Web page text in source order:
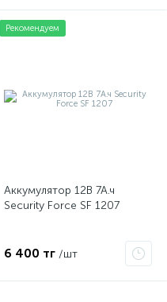
Рекомендуем
Аккумулятор 12В 7А.ч
Security Force SF 1207
6 400 тг /шт